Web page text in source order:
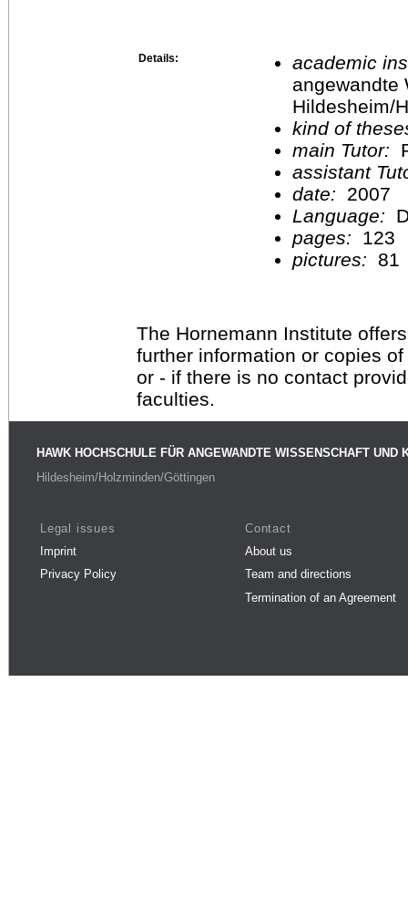
Details:
academic
angewandte
Hildesheim/
kind of
main Tutor:
assistant
date:
2007
Language:
pages:
123
pictures:
81
The Hornemann Institute
further information or copies
or - if there is no contact
faculties.
HAWK HOCHSCHULE FÜR ANGEWANDTE WISSENSCHAFT UND
Hildesheim/Holzminden/Göttingen
Legal issues
Imprint
Privacy Policy
Contact
About us
Team and directions
Termination of an Agreement